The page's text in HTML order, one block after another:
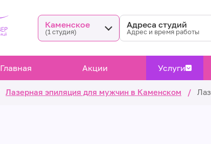
Каменское
(1 студия)
Адреса студий
Адрес и время работы
Главная Акции Услуги
Лазерная эпиляция для мужчин в Каменском /